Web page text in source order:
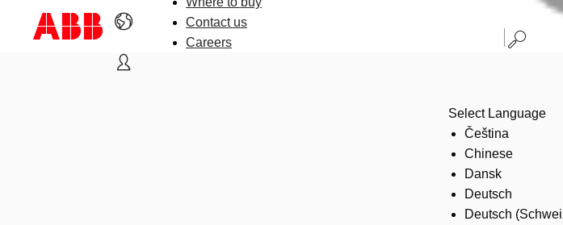
Contact us
Careers
Select Language
Čeština
Chinese
Dansk
Deutsch
Deutsch